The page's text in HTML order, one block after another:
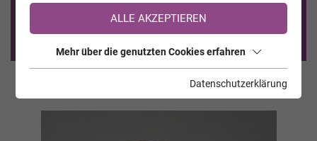
Sie sind noch nicht auf TrauerHilfe.it registriert?
>> zur kostenlosen Registrierung <<
ALLE AKZEPTIEREN
Mehr über die genutzten Cookies erfahren
Datenschutzerklärung